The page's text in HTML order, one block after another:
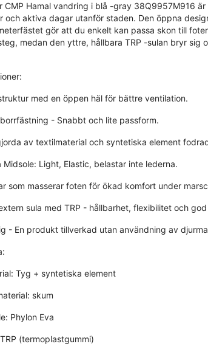
CMP Hamal vandring i blå -gray 38Q9957M916
och aktiva dagar utanför staden. Den öppna
gör att du enkelt kan passa skon till
medan den yttre, hållbara TRP -sulan bryr sig
med en öppen häl för bättre ventilation.
- Snabbt och lite passform.
av textilmaterial och syntetiska element
Midsole: Light, Elastic, belastar inte lederna.
som masserar foten för ökad komfort under
sula med TRP - hållbarhet, flexibilitet och
- En produkt tillverkad utan användning av
Tyg + syntetiska element
skum
Phylon Eva
(termoplastgummi)